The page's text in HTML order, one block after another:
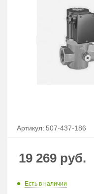
Артикул: 507-437-186
19 269 руб.
Есть в наличии